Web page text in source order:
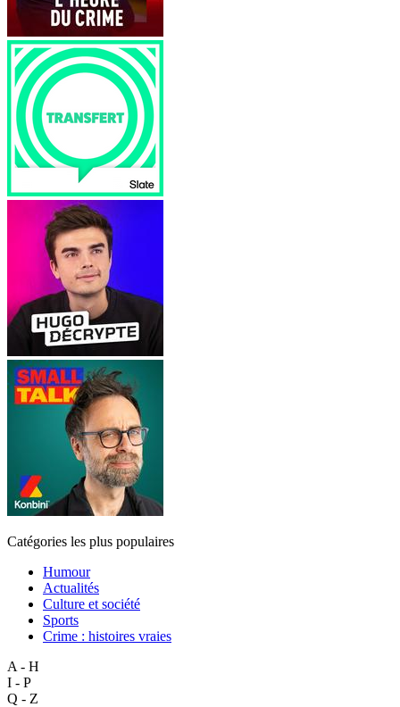
Catégories les plus populaires
Humour
Actualités
Culture et société
Sports
Crime : histoires vraies
A - H
I - P
Q - Z